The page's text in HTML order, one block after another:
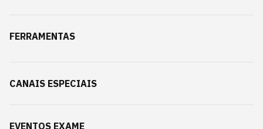
FERRAMENTAS
CANAIS ESPECIAIS
EVENTOS EXAME